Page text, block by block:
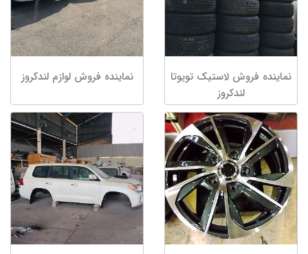
نماینده فروش لاستیک تویوتا
لندکروز
نماینده فروش لوازم لندکروز